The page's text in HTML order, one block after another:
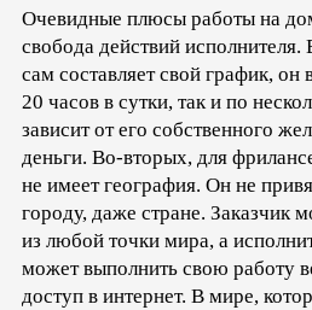
Очевидные плюсы работы на
свобода действий
сам составляет свой график, он
20 часов в сутки, так и по
зависит от его собственного
деньги. Во-вторых, для
не имеет география. Он не
городу, даже стране. Заказчик
из любой точки мира, а
может выполнить свою работу
доступ в интернет. В мире,